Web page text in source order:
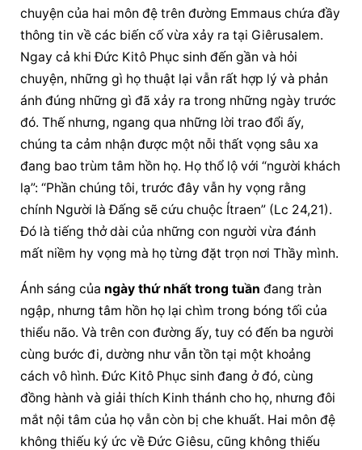
chuyện của hai môn đệ trên đường Emmaus chứa đầy
thông tin về các biến cố vừa xảy ra tại Giêrusalem.
Ngay cả khi Đức Kitô Phục sinh đến gần và hỏi
chuyện, những gì họ thuật lại vẫn rất hợp lý và phản
ánh đúng những gì đã xảy ra trong những ngày trước
đó. Thế nhưng, ngang qua những lời trao đổi ấy,
chúng ta cảm nhận được một nỗi thất vọng sâu xa
đang bao trùm tâm hồn họ. Họ thổ lộ với “người khách
lạ”: “Phần chúng tôi, trước đây vẫn hy vọng rằng
chính Người là Đấng sẽ cứu chuộc Ítraen” (Lc 24,21).
Đó là tiếng thở dài của những con người vừa đánh
mất niềm hy vọng mà họ từng đặt trọn nơi Thầy mình.
Ánh sáng của ngày thứ nhất trong tuần đang tràn
ngập, nhưng tâm hồn họ lại chìm trong bóng tối của
thiểu não. Và trên con đường ấy, tuy có đến ba người
cùng bước đi, dường như vẫn tồn tại một khoảng
cách vô hình. Đức Kitô Phục sinh đang ở đó, cùng
đồng hành và giải thích Kinh thánh cho họ, nhưng đôi
mắt nội tâm của họ vẫn còn bị che khuất. Hai môn đệ
không thiếu ký ức về Đức Giêsu, cũng không thiếu